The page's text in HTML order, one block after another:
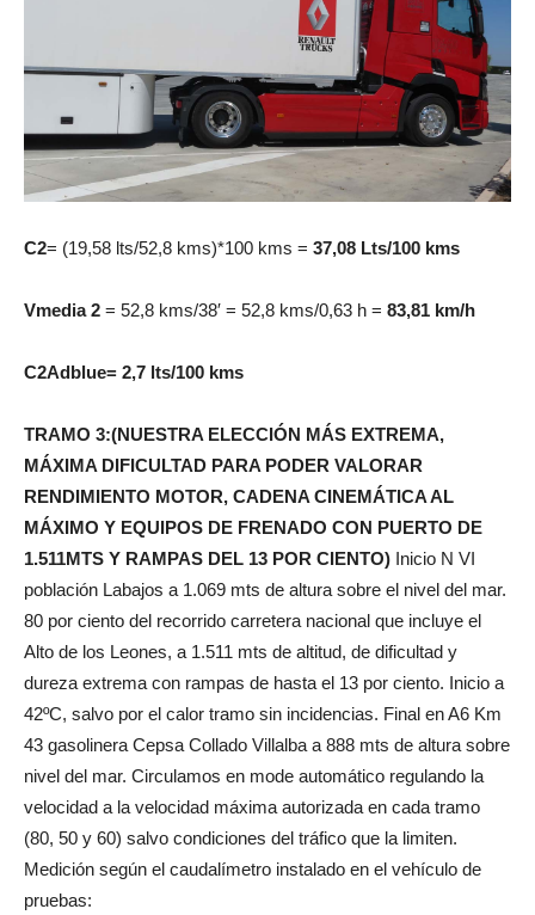
C2= (19,58 lts/52,8 kms)*100 kms = 37,08 Lts/100 kms
Vmedia 2 = 52,8 kms/38′ = 52,8 kms/0,63 h = 83,81 km/h
C2Adblue= 2,7 lts/100 kms
TRAMO 3:(NUESTRA ELECCIÓN MÁS EXTREMA,
MÁXIMA DIFICULTAD PARA PODER VALORAR
RENDIMIENTO MOTOR, CADENA CINEMÁTICA AL
MÁXIMO Y EQUIPOS DE FRENADO CON PUERTO DE
1.511MTS Y RAMPAS DEL 13 POR CIENTO) Inicio N VI
población Labajos a 1.069 mts de altura sobre el nivel del mar.
80 por ciento del recorrido carretera nacional que incluye el
Alto de los Leones, a 1.511 mts de altitud, de dificultad y
dureza extrema con rampas de hasta el 13 por ciento. Inicio a
42ºC, salvo por el calor tramo sin incidencias. Final en A6 Km
43 gasolinera Cepsa Collado Villalba a 888 mts de altura sobre
nivel del mar. Circulamos en mode automático regulando la
velocidad a la velocidad máxima autorizada en cada tramo
(80, 50 y 60) salvo condiciones del tráfico que la limiten.
Medición según el caudalímetro instalado en el vehículo de
pruebas: